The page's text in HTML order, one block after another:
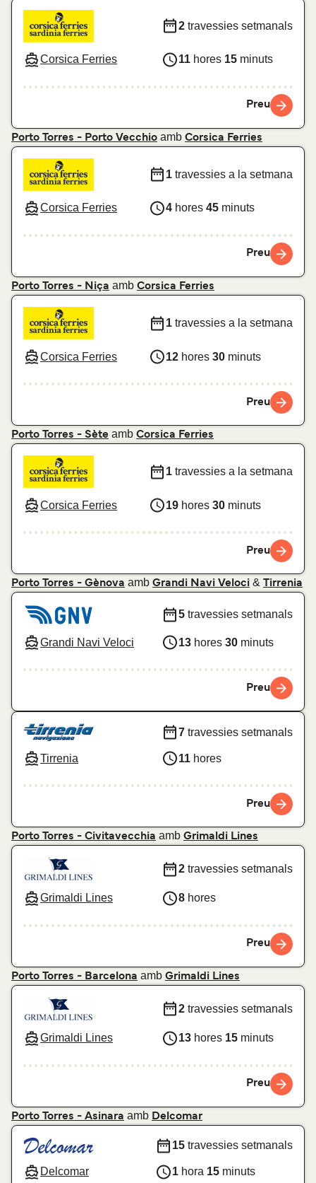
Corsica Ferries
2 travessies setmanals
11 hores 15 minuts
Preu
Porto Torres - Porto Vecchio amb Corsica Ferries
Corsica Ferries
1 travessies a la setmana
4 hores 45 minuts
Preu
Porto Torres - Niça amb Corsica Ferries
Corsica Ferries
1 travessies a la setmana
12 hores 30 minuts
Preu
Porto Torres - Sète amb Corsica Ferries
Corsica Ferries
1 travessies a la setmana
19 hores 30 minuts
Preu
Porto Torres - Gènova amb Grandi Navi Veloci & Tirrenia
Grandi Navi Veloci
5 travessies setmanals
13 hores 30 minuts
Preu
Tirrenia
7 travessies setmanals
11 hores
Preu
Porto Torres - Civitavecchia amb Grimaldi Lines
Grimaldi Lines
2 travessies setmanals
8 hores
Preu
Porto Torres - Barcelona amb Grimaldi Lines
Grimaldi Lines
2 travessies setmanals
13 hores 15 minuts
Preu
Porto Torres - Asinara amb Delcomar
Delcomar
15 travessies setmanals
1 hora 15 minuts